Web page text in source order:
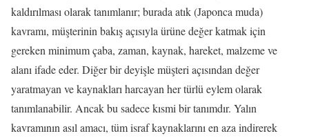
kaldırılması olarak tanımlanır; burada atık (Japonca muda)
kavramı, müşterinin bakış açısıyla ürüne değer katmak için
gereken minimum çaba, zaman, kaynak, hareket, malzeme ve
alanı ifade eder. Diğer bir deyişle müşteri açısından değer
yaratmayan ve kaynakları harcayan her türlü eylem olarak
tanımlanabilir. Ancak bu sadece kısmi bir tanımdır. Yalın
kavramının asıl amacı, tüm israf kaynaklarını en aza indirerek